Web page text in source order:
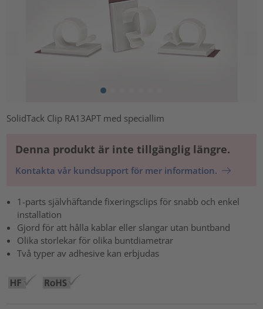
SolidTack Clip RA13APT med speciallim
Denna produkt är inte tillgänglig längre.
Kontakta vår kundsupport för mer information.
1-parts självhäftande fixeringsclips för snabb och enkel
installation
Gjord för att hålla kablar eller slangar utan buntband
Olika storlekar för olika buntdiametrar
Två typer av adhesive kan erbjudas